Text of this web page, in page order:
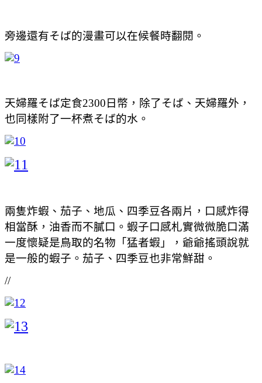
旁邊還有そば的漫畫可以在候餐時翻閱。
天婦羅そば定食2300日幣，除了そば、天婦羅外，
也同樣附了一杯煮そば的水。
兩隻炸蝦、茄子、地瓜、四季豆各兩片，口感炸得
相當酥，油香而不膩口。蝦子口感札實微微脆口滿
一度懷疑是鳥取的名物「猛者蝦」，爺爺搖頭說就
是一般的蝦子。茄子、四季豆也非常鮮甜。
//